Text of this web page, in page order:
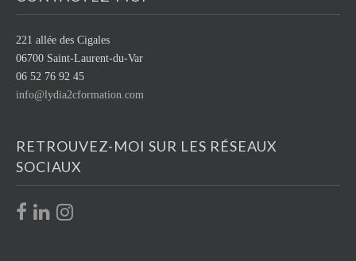
221 allée des Cigales
06700 Saint-Laurent-du-Var
06 52 76 92 45
info@lydia2cformation.com
RETROUVEZ-MOI SUR LES RÉSEAUX
SOCIAUX